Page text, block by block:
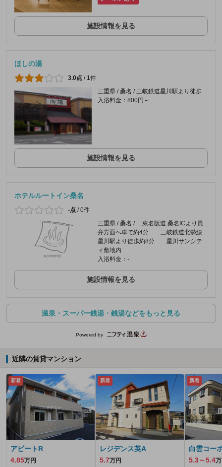
施設情報を見る
ほしの湯
3.0点 / 1件
三重県 / 桑名 / 三岐鉄道星川駅より徒歩
入浴料金：800円～
施設情報を見る
ホテルルートイン桑名
-点 /0件
三重県 / 桑名 / 東名阪道 桑名ICより員
弁方面へ車で約4分 三岐鉄道北勢線
星川駅より徒歩約8分 星川サンシテ
ィ敷地内
入浴料金：-
施設情報を見る
温泉・スーパー銭湯・銭湯などをもっと見る
Powered by
近隣の賃貸マンション
新着
アビートR
4.85万円
新着
レジデンス英A
5.7万円
新着
白雲コー
5.3～5.4